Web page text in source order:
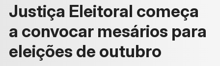
Justiça Eleitoral começa
a convocar mesários para
eleições de outubro